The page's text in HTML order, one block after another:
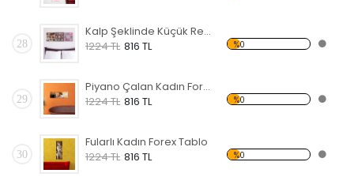
28
Kalp Şeklinde Küçük Resimler Forex Tablo
1224 TL 816 TL %0
29
Piyano Çalan Kadın Forex Tablo
1224 TL 816 TL %0
30
Fularlı Kadın Forex Tablo
1224 TL 816 TL %0